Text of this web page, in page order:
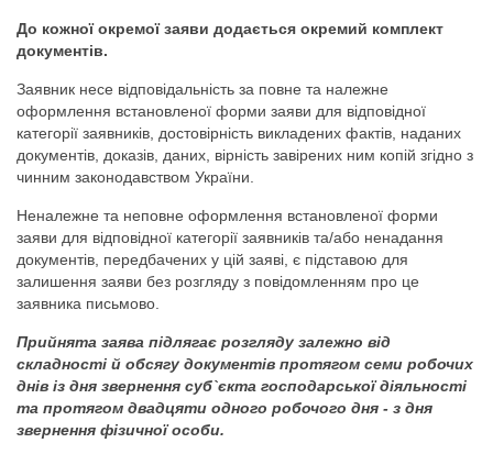
До кожної окремої заяви додається окремий комплект
документів.
Заявник несе відповідальність за повне та належне
оформлення встановленої форми заяви для відповідної
категорії заявників, достовірність викладених фактів, наданих
документів, доказів, даних, вірність завірених ним копій згідно з
чинним законодавством України.
Неналежне та неповне оформлення встановленої форми
заяви для відповідної категорії заявників та/або ненадання
документів, передбачених у цій заяві, є підставою для
залишення заяви без розгляду з повідомленням про це
заявника письмово.
Прийнята заява підлягає розгляду залежно від
складності й обсягу документів протягом семи робочих
днів із дня звернення суб`єкта господарської діяльності
та протягом двадцяти одного робочого дня - з дня
звернення фізичної особи.